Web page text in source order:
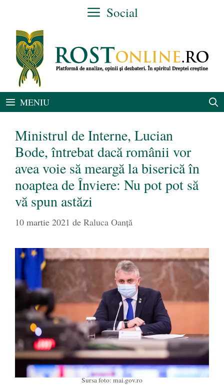
conținut
Social
MENIU
Ministrul de Interne, Lucian
Bode, întrebat dacă românii vor
avea voie să meargă la biserică în
noaptea de Înviere: Nu pot pot să
vă spun astăzi
10 martie 2021 de Raluca Oanță
Sursa foto: mai.gov.ro